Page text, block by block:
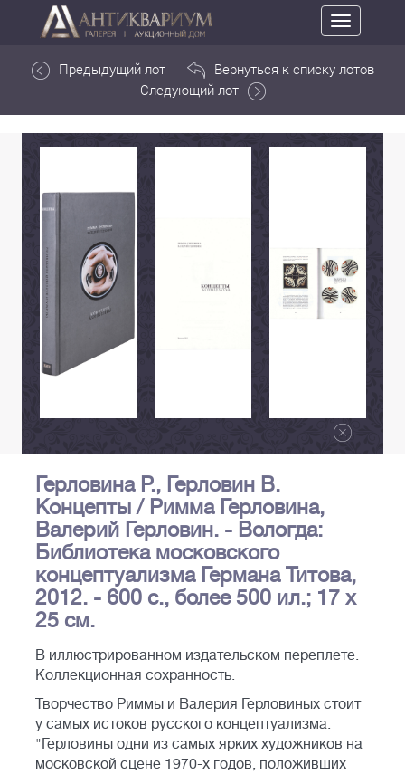
Toggle
navigation
Предыдущий лот
Вернуться к списку лотов
Следующий лот
Герловина Р., Герловин В.
Концепты / Римма Герловина,
Валерий Герловин. - Вологда:
Библиотека московского
концептуализма Германа Титова,
2012. - 600 с., более 500 ил.; 17 х
25 см.
В иллюстрированном издательском переплете.
Коллекционная сохранность.
Творчество Риммы и Валерия Герловиных стоит
у самых истоков русского концептуализма.
"Герловины одни из самых ярких художников на
московской сцене 1970-х годов, положивших